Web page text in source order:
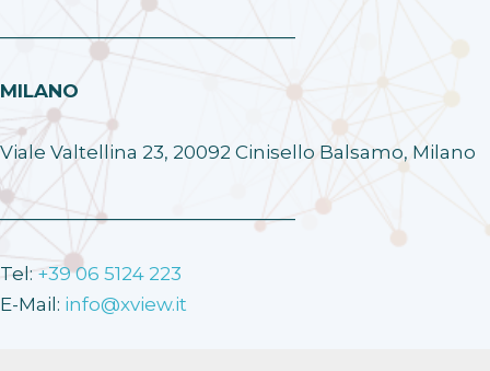
______________________________
MILANO
Viale Valtellina 23, 20092 Cinisello Balsamo, Milano
______________________________
Tel: +39 06 5124 223
E-Mail: info@xview.it